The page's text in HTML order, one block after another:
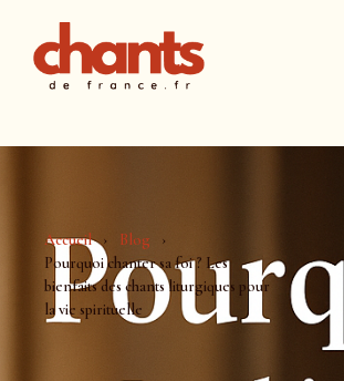
Accueil
Blog
Pourquoi chanter sa foi ? Les
bienfaits des chants liturgiques pour
la vie spirituelle